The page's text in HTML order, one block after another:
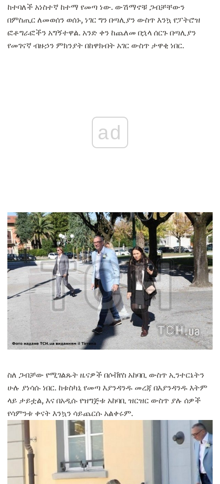
ከተባለች አነስተኛ ከተማ የመጣ ነው. ውሽማኖቹ ጋብቻቸውን
በምስጢር ለመወሰን ወሰኑ, ነገር ግን በጣሊያን ውስጥ እንኳ የፓትሮዝ
ፎቶግራፎችን አግኝተዋል. አንድ ቀን ከጨለመ በኋላ ሰርጉ በጣሊያን
የመገናኛ ብዙኃን ምክንያት በከዋክብት አገር ውስጥ ታዋቂ ነበር.
ad
ስለ ጋብቻው የሚገልጹት ዜናዎች በሶቭየስ አከባቢ ውስጥ ኢንተርኔትን
ሁሉ ያነሳሱ ነበር. ከቱስካኒ የመጣ እያንዳንዱ መረጃ በእያንዳንዱ እትም
ላይ ታይቷል, እና በአዲሱ የዝግጅቱ አከባቢ ዝርዝር ውስጥ ያሉ ሰዎች
የሳምንቱ ቀናት እንኳን ሳይጨርሱ አልቀሩም.